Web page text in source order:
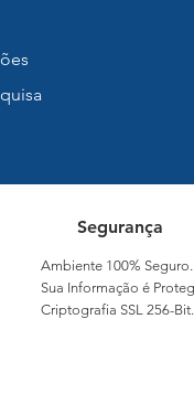
Segurança
Ambiente 100% Seguro.
Sua Informação é
Criptografia SSL 256-Bit.